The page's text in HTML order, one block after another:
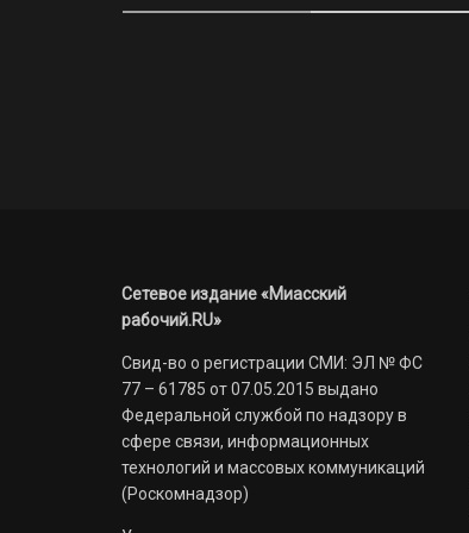
Сетевое издание «Миасский
рабочий.RU»
Свид-во о регистрации СМИ: ЭЛ № ФС
77 – 61785 от 07.05.2015 выдано
Федеральной службой по надзору в
сфере связи, информационных
технологий и массовых коммуникаций
(Роскомнадзор)